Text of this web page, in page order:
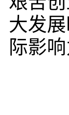
大发
际影